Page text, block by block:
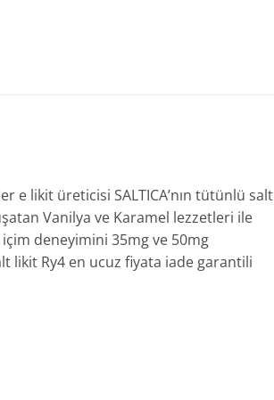
e likit üreticisi SALTICA’nın tütünlü salt
Vanilya ve Karamel lezzetleri ile
deneyimini 35mg ve 50mg
likit Ry4 en ucuz fiyata iade garantili